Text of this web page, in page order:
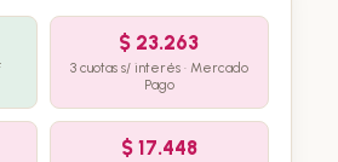
$ 23.263
3 cuotas s/ interés · Mercado
Pago
$17.448